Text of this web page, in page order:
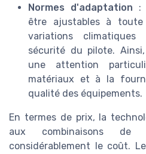
Normes d'adaptation :
être ajustables à
variations climatiques
sécurité du pilote.
une attention
matériaux et à la
qualité des équipements.
En termes de prix, la
aux combinaisons de
considérablement le coût.